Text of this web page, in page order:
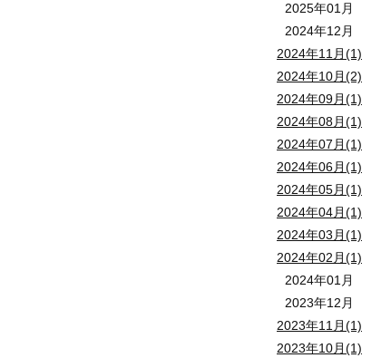
2025年01月
2024年12月
2024年11月(1)
2024年10月(2)
2024年09月(1)
2024年08月(1)
2024年07月(1)
2024年06月(1)
2024年05月(1)
2024年04月(1)
2024年03月(1)
2024年02月(1)
2024年01月
2023年12月
2023年11月(1)
2023年10月(1)